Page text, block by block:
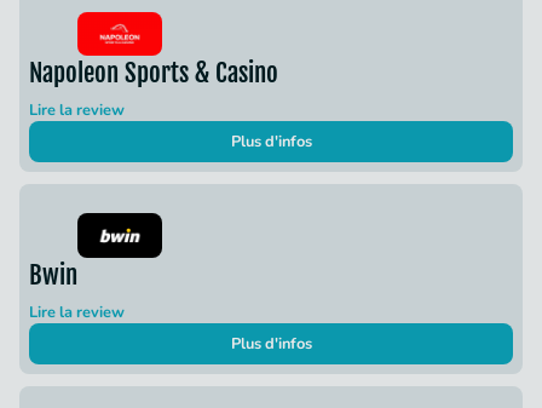
Napoleon Sports & Casino
Lire la review
Plus d'infos
Bwin
Lire la review
Plus d'infos